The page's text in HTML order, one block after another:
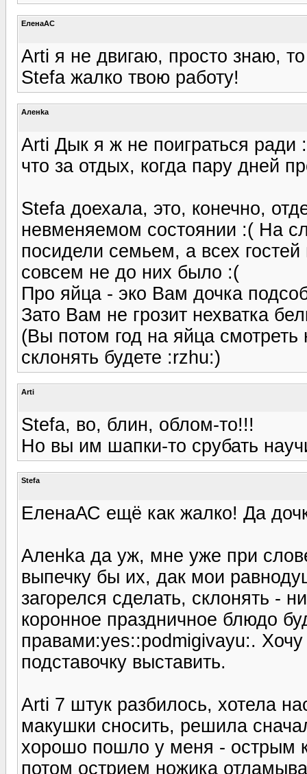
ЕленаАС
Arti я не двигаю, просто знаю,
Stefa жалко твою работу!
Аленka
Arti Дык я ж не поиграться
что за отдых, когда пару дней
Stefa доехала, это, конечно,
невменяемом состоянии :( На
посидели семьем, а всех
совсем не до них было :(
Про яйца - эко Вам дочка
Зато Вам не грозит нехватка
(Вы потом год на яйца
склонять будете :rzhu:)
Arti
Stefa, во, блин, облом-то!!!
Но вы им шапки-то срубать
Stefa
ЕленаАС ещё как жалко! Да
Аленka да уж, мне уже при
выпечку бы их, дак мои
загорелся сделать, склонять -
коронное праздничное блюдо
правами:yes::podmigivayu:.
подставочку выставить.
Arti 7 штук разбилось, хотела
макушки сносить, решила
хорошо пошло у меня - острым
потом острием ножика